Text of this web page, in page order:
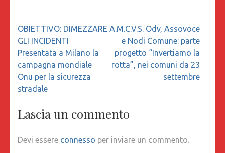
Navigazione
articoli
OBIETTIVO: DIMEZZARE
GLI INCIDENTI
Presentata a Milano la
campagna mondiale
Onu per la sicurezza
stradale
A.M.C.V.S. Odv, Assovoce
e Nodi Comune: parte
progetto “Invertiamo la
rotta”, nei comuni da 23
settembre
Lascia un commento
Devi essere connesso per inviare un commento.